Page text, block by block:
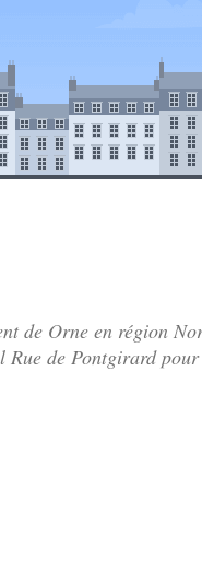
de Orne en région
de Pontgirard